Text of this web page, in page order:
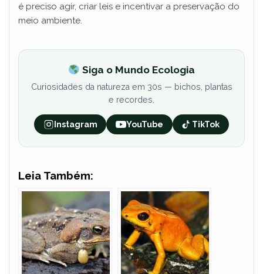
é preciso agir, criar leis e incentivar a preservação do
meio ambiente.
Siga o Mundo Ecologia
Curiosidades da natureza em 30s — bichos, plantas
e recordes.
Instagram YouTube TikTok
Leia Também: